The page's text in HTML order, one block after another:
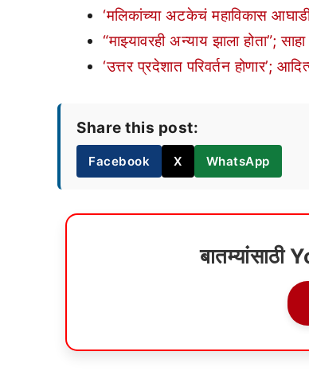
‘मलिकांच्या अटकेचं महाविकास
“माझ्यावरही अन्याय झाला होता”;
‘उत्तर प्रदेशात परिवर्तन होणार’;
Share this post:
Facebook X WhatsApp